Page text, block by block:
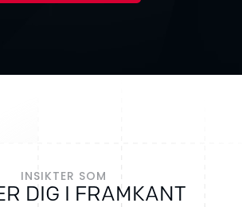
INSIKTER SOM
DIG I FRAMKANT